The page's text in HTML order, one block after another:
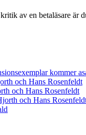
av en betaläsare
kommer
och Hans Rosenfeldt
och Hans Rosenfeldt
och Hans